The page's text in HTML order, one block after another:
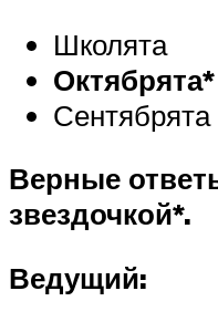
Школята
Октябрята*
Сентябрята
Верные
звездочкой*.
Ведущий: